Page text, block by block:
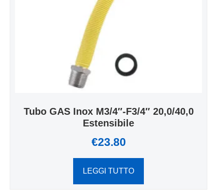
Tubo GAS Inox M3/4″-F3/4″ 20,0/40,0
Estensibile
€23.80
LEGGI TUTTO